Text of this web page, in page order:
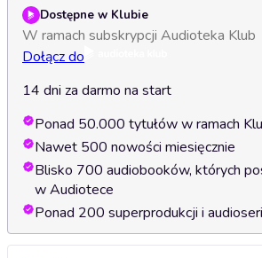
Dostępne w Klubie
W ramach subskrypcji Audioteka Klub
Dołącz do
14 dni za darmo na start
Ponad 50.000 tytułów w ramach
Nawet 500 nowości miesięcznie
Blisko 700 audiobooków, których
w Audiotece
Ponad 200 superprodukcji i